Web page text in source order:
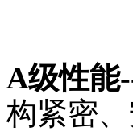
A级性能
构紧密